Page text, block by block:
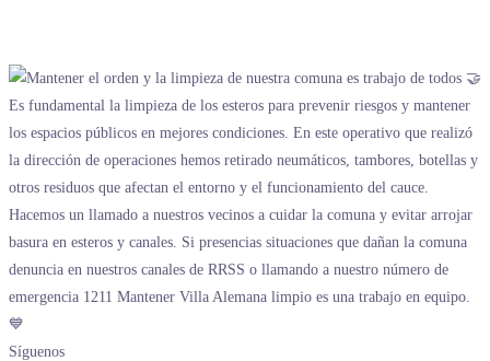
Síguenos